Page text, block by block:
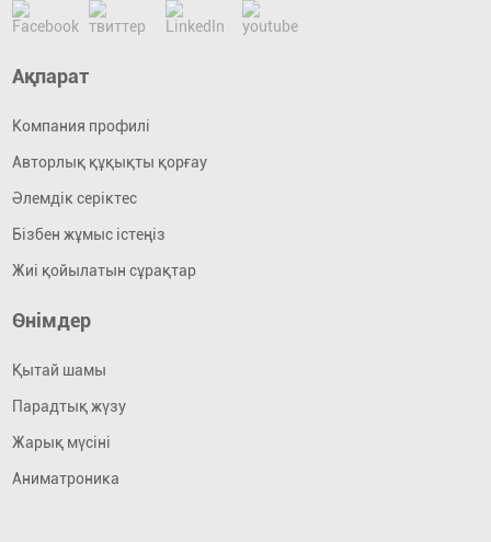
Ақпарат
Компания профилі
Авторлық құқықты қорғау
Әлемдік серіктес
Бізбен жұмыс істеңіз
Жиі қойылатын сұрақтар
Өнімдер
Қытай шамы
Парадтық жүзу
Жарық мүсіні
Аниматроника